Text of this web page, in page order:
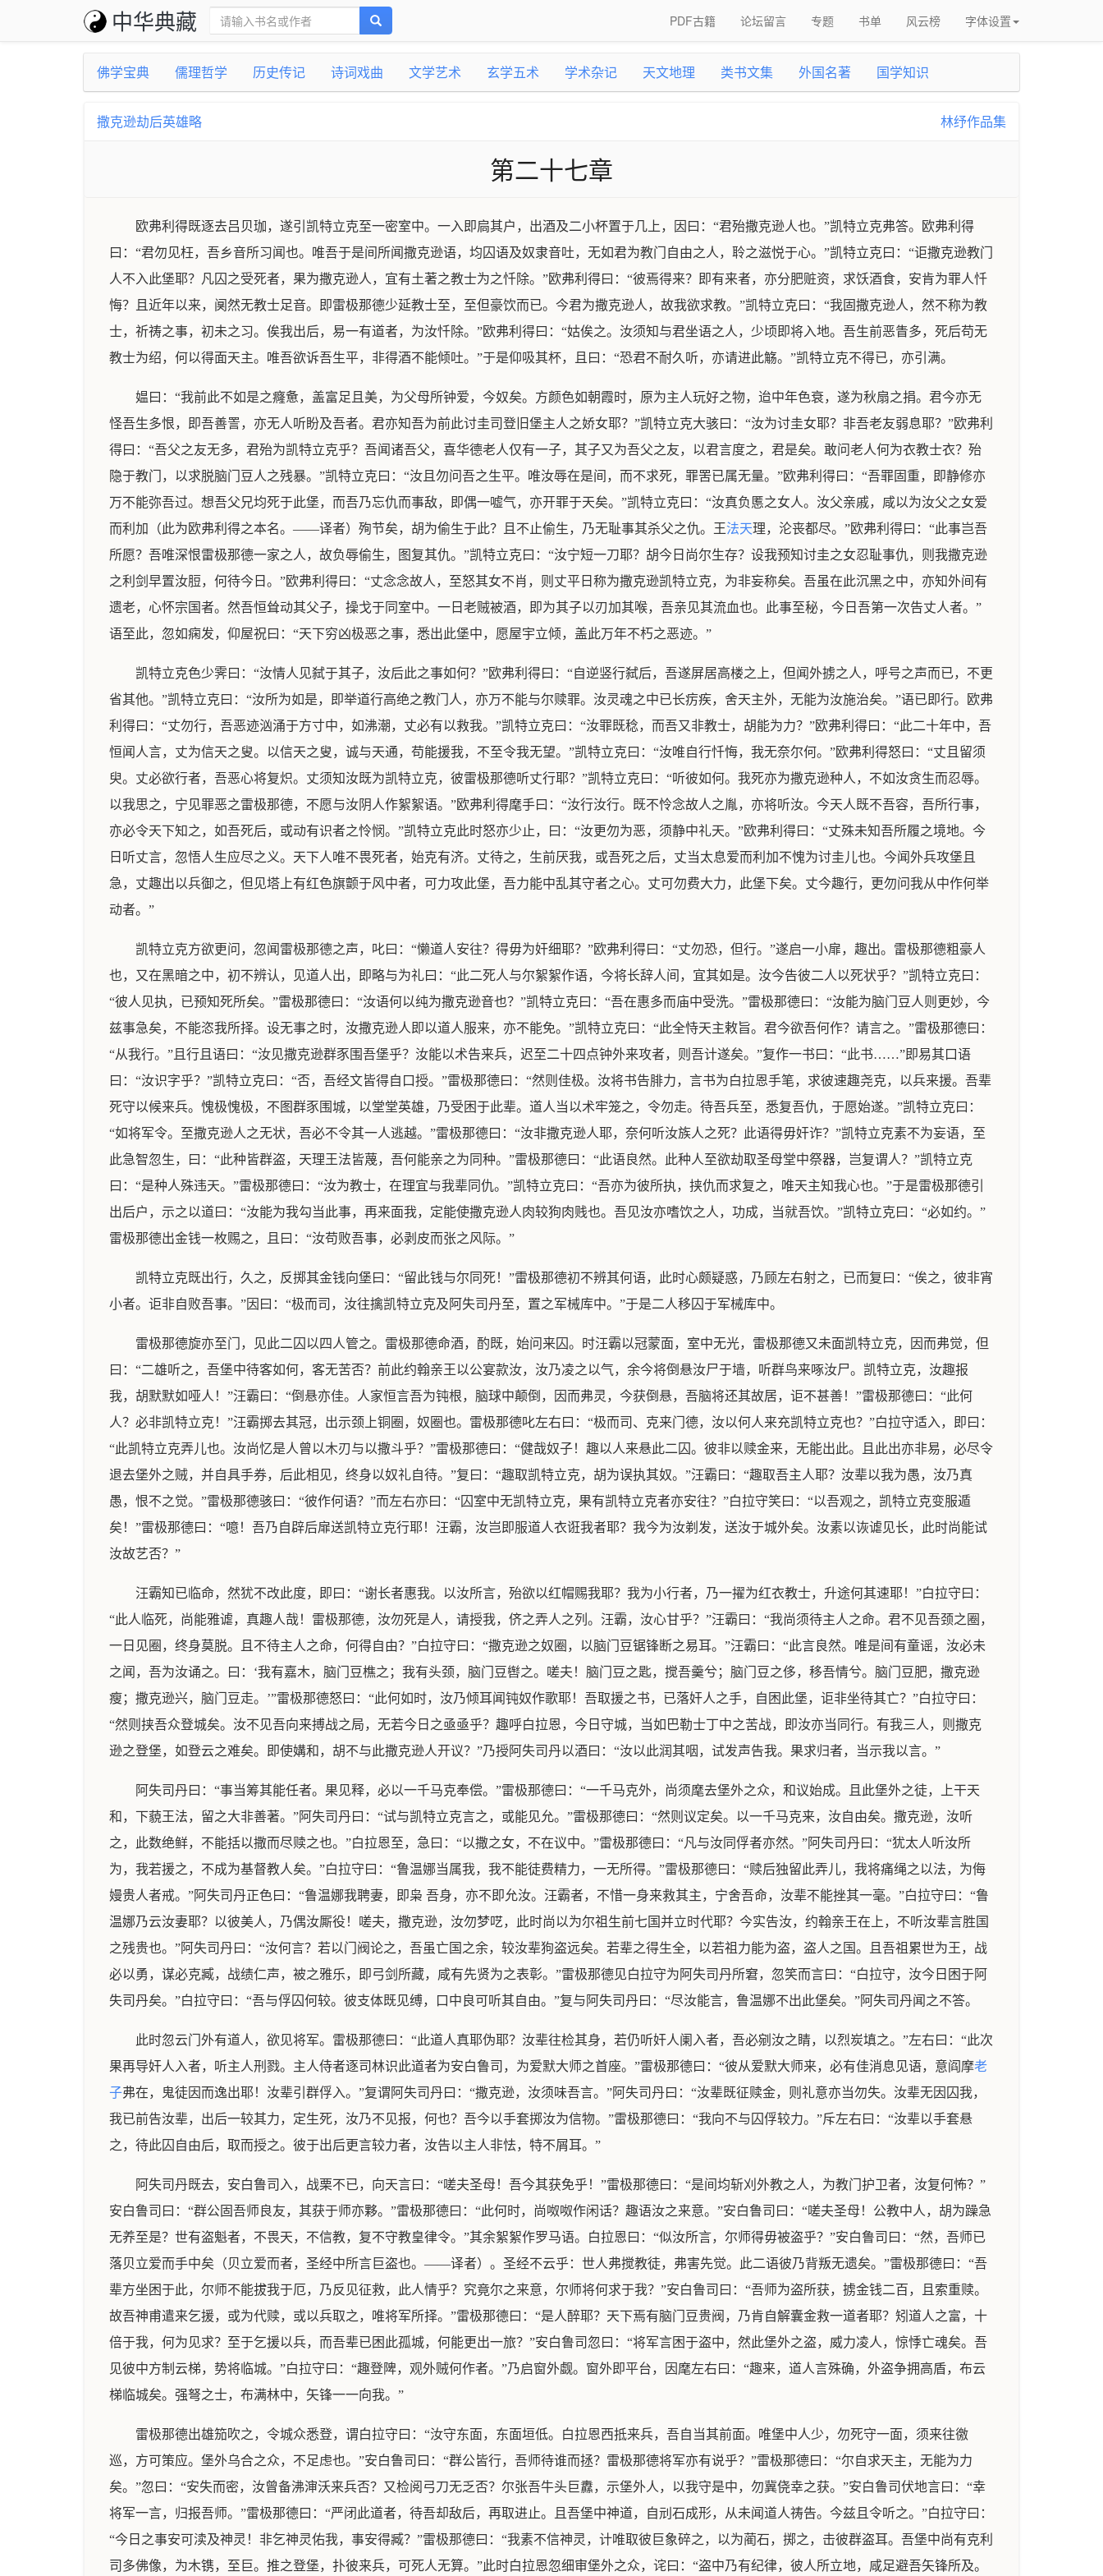
中华典藏 PDF古籍 论坛留言 专题 书单 风云榜 字体设置
佛学宝典 儒理哲学 历史传记 诗词戏曲 文学艺术 玄学五术 学术杂记 天文地理 类书文集 外国名著 国学知识
撒克逊劫后英雄略 林纾作品集
第二十七章
欧弗利得既逐去吕贝珈，遂引凯特立克至一密室中。一入即扃其户，出酒及二小杯置于几上，因曰：“君殆撒克逊人也。”凯特立克弗答。欧弗利得
曰：“君勿见枉，吾乡音所习闻也。唯吾于是间所闻撒克逊语，均囚语及奴隶音吐，无如君为教门自由之人，聆之滋悦于心。”凯特立克曰：“讵撒克逊教门
人不入此堡耶？凡囚之受死者，果为撒克逊人，宜有土著之教士为之忏除。”欧弗利得曰：“彼焉得来？即有来者，亦分肥赃资，求饫酒食，安肯为罪人忏
悔？且近年以来，阒然无教士足音。即雷极那德少延教士至，至但豪饮而已。今君为撒克逊人，故我欲求教。”凯特立克曰：“我固撒克逊人，然不称为教
士，祈祷之事，初未之习。俟我出后，易一有道者，为汝忏除。”欧弗利得曰：“姑俟之。汝须知与君坐语之人，少顷即将入地。吾生前恶眚多，死后苟无
教士为绍，何以得面天主。唯吾欲诉吾生平，非得酒不能倾吐。”于是仰吸其杯，且曰：“恐君不耐久听，亦请进此觞。”凯特立克不得已，亦引满。
媪曰：“我前此不如是之癃惫，盖富足且美，为父母所钟爱，今奴矣。方颜色如朝霞时，原为主人玩好之物，迨中年色衰，遂为秋扇之捐。君今亦无
怪吾生多恨，即吾善詈，亦无人听盼及吾者。君亦知吾为前此讨圭司登旧堡主人之娇女耶？”凯特立克大骇曰：“汝为讨圭女耶？非吾老友弱息耶？”欧弗利
得曰：“吾父之友无多，君殆为凯特立克乎？吾闻诸吾父，喜华德老人仅有一子，其子又为吾父之友，以君言度之，君是矣。敢问老人何为衣教士衣？殆
隐于教门，以求脱脑门豆人之残暴。”凯特立克曰：“汝且勿问吾之生平。唯汝辱在是间，而不求死，罪罟已属无量。”欧弗利得曰：“吾罪固重，即静修亦
万不能弥吾过。想吾父兄均死于此堡，而吾乃忘仇而事敌，即偶一嘘气，亦开罪于天矣。”凯特立克曰：“汝真负慝之女人。汝父亲戚，咸以为汝父之女爱
而利加（此为欧弗利得之本名。——译者）殉节矣，胡为偷生于此？且不止偷生，乃无耻事其杀父之仇。王法天理，沦丧都尽。”欧弗利得曰：“此事岂吾
所愿？吾唯深恨雷极那德一家之人，故负辱偷生，图复其仇。”凯特立克曰：“汝宁短一刀耶？胡今日尚尔生存？设我预知讨圭之女忍耻事仇，则我撒克逊
之利剑早置汝脰，何待今日。”欧弗利得曰：“丈念念故人，至怒其女不肖，则丈平日称为撒克逊凯特立克，为非妄称矣。吾虽在此沉黑之中，亦知外间有
遗老，心怀宗国者。然吾恒耸动其父子，操戈于同室中。一日老贼被酒，即为其子以刃加其喉，吾亲见其流血也。此事至秘，今日吾第一次告丈人者。”
语至此，忽如痫发，仰屋祝曰：“天下穷凶极恶之事，悉出此堡中，愿屋宇立倾，盖此万年不朽之恶迹。”
凯特立克色少霁曰：“汝情人见弑于其子，汝后此之事如何？”欧弗利得曰：“自逆竖行弑后，吾遂屏居高楼之上，但闻外掳之人，呼号之声而已，不更
省其他。”凯特立克曰：“汝所为如是，即举道行高绝之教门人，亦万不能与尔赎罪。汝灵魂之中已长疠疾，舍天主外，无能为汝施治矣。”语已即行。欧弗
利得曰：“丈勿行，吾恶迹汹涌于方寸中，如沸潮，丈必有以救我。”凯特立克曰：“汝罪既稔，而吾又非教士，胡能为力？”欧弗利得曰：“此二十年中，吾
恒闻人言，丈为信天之叟。以信天之叟，诚与天通，苟能援我，不至令我无望。”凯特立克曰：“汝唯自行忏悔，我无奈尔何。”欧弗利得怒曰：“丈且留须
臾。丈必欲行者，吾恶心将复炽。丈须知汝既为凯特立克，彼雷极那德听丈行耶？”凯特立克曰：“听彼如何。我死亦为撒克逊种人，不如汝贪生而忍辱。
以我思之，宁见罪恶之雷极那德，不愿与汝阴人作絮絮语。”欧弗利得麾手曰：“汝行汝行。既不怜念故人之胤，亦将听汝。今天人既不吾容，吾所行事，
亦必令天下知之，如吾死后，或动有识者之怜悯。”凯特立克此时怒亦少止，曰：“汝更勿为恶，须静中礼天。”欧弗利得曰：“丈殊未知吾所履之境地。今
日听丈言，忽悟人生应尽之义。天下人唯不畏死者，始克有济。丈待之，生前厌我，或吾死之后，丈当太息爱而利加不愧为讨圭儿也。今闻外兵攻堡且
急，丈趣出以兵御之，但见塔上有红色旗颤于风中者，可力攻此堡，吾力能中乱其守者之心。丈可勿费大力，此堡下矣。丈今趣行，更勿问我从中作何举
动者。”
凯特立克方欲更问，忽闻雷极那德之声，叱曰：“懒道人安往？得毋为奸细耶？”欧弗利得曰：“丈勿恐，但行。”遂启一小扉，趣出。雷极那德粗豪人
也，又在黑暗之中，初不辨认，见道人出，即略与为礼曰：“此二死人与尔絮絮作语，今将长辞人间，宜其如是。汝今告彼二人以死状乎？”凯特立克曰：
“彼人见执，已预知死所矣。”雷极那德曰：“汝语何以纯为撒克逊音也？”凯特立克曰：“吾在惠多而庙中受洗。”雷极那德曰：“汝能为脑门豆人则更妙，今
兹事急矣，不能恣我所择。设无事之时，汝撒克逊人即以道人服来，亦不能免。”凯特立克曰：“此全恃天主敕旨。君今欲吾何作？请言之。”雷极那德曰：
“从我行。”且行且语曰：“汝见撒克逊群豕围吾堡乎？汝能以术告来兵，迟至二十四点钟外来攻者，则吾计遂矣。”复作一书曰：“此书……”即易其口语
曰：“汝识字乎？”凯特立克曰：“否，吾经文皆得自口授。”雷极那德曰：“然则佳极。汝将书告腓力，言书为白拉恩手笔，求彼速趣尧克，以兵来援。吾辈
死守以候来兵。愧极愧极，不图群豕围城，以堂堂英雄，乃受困于此辈。道人当以术牢笼之，令勿走。待吾兵至，悉复吾仇，于愿始遂。”凯特立克曰：
“如将军令。至撒克逊人之无状，吾必不令其一人逃越。”雷极那德曰：“汝非撒克逊人耶，奈何听汝族人之死？此语得毋奸诈？”凯特立克素不为妄语，至
此急智忽生，曰：“此种皆群盗，天理王法皆蔑，吾何能亲之为同种。”雷极那德曰：“此语良然。此种人至欲劫取圣母堂中祭器，岂复谓人？”凯特立克
曰：“是种人殊违天。”雷极那德曰：“汝为教士，在理宜与我辈同仇。”凯特立克曰：“吾亦为彼所执，挟仇而求复之，唯天主知我心也。”于是雷极那德引
出后户，示之以道曰：“汝能为我勾当此事，再来面我，定能使撒克逊人肉较狗肉贱也。吾见汝亦嗜饮之人，功成，当就吾饮。”凯特立克曰：“必如约。”
雷极那德出金钱一枚赐之，且曰：“汝苟败吾事，必剥皮而张之风际。”
凯特立克既出行，久之，反掷其金钱向堡曰：“留此钱与尔同死！”雷极那德初不辨其何语，此时心颇疑惑，乃顾左右射之，已而复曰：“俟之，彼非宵
小者。讵非自败吾事。”因曰：“极而司，汝往擒凯特立克及阿失司丹至，置之军械库中。”于是二人移囚于军械库中。
雷极那德旋亦至门，见此二囚以四人管之。雷极那德命酒，酌既，始问来囚。时汪霸以冠蒙面，室中无光，雷极那德又未面凯特立克，因而弗觉，但
曰：“二雄听之，吾堡中待客如何，客无苦否？前此约翰亲王以公宴款汝，汝乃凌之以气，余今将倒悬汝尸于墙，听群鸟来啄汝尸。凯特立克，汝趣报
我，胡默默如哑人！”汪霸曰：“倒悬亦佳。人家恒言吾为钝根，脑球中颠倒，因而弗灵，今获倒悬，吾脑将还其故居，讵不甚善！”雷极那德曰：“此何
人？必非凯特立克！”汪霸掷去其冠，出示颈上铜圈，奴圈也。雷极那德叱左右曰：“极而司、克来门德，汝以何人来充凯特立克也？”白拉守适入，即曰：
“此凯特立克弄儿也。汝尚忆是人曾以木刃与以撒斗乎？”雷极那德曰：“健哉奴子！趣以人来悬此二囚。彼非以赎金来，无能出此。且此出亦非易，必尽令
退去堡外之贼，并自具手券，后此相见，终身以奴礼自待。”复曰：“趣取凯特立克，胡为误执其奴。”汪霸曰：“趣取吾主人耶？汝辈以我为愚，汝乃真
愚，恨不之觉。”雷极那德骇曰：“彼作何语？”而左右亦曰：“囚室中无凯特立克，果有凯特立克者亦安往？”白拉守笑曰：“以吾观之，凯特立克变服遁
矣！”雷极那德曰：“噫！吾乃自辟后扉送凯特立克行耶！汪霸，汝岂即服道人衣诳我者耶？我今为汝剃发，送汝于城外矣。汝素以诙谑见长，此时尚能试
汝故艺否？”
汪霸知已临命，然犹不改此度，即曰：“谢长者惠我。以汝所言，殆欲以红帽赐我耶？我为小行者，乃一擢为红衣教士，升途何其速耶！”白拉守曰：
“此人临死，尚能雅谑，真趣人哉！雷极那德，汝勿死是人，请授我，侪之弄人之列。汪霸，汝心甘乎？”汪霸曰：“我尚须待主人之命。君不见吾颈之圈，
一日见圈，终身莫脱。且不待主人之命，何得自由？”白拉守曰：“撒克逊之奴圈，以脑门豆锯锋断之易耳。”汪霸曰：“此言良然。唯是间有童谣，汝必未
之闻，吾为汝诵之。曰：‘我有嘉木，脑门豆樵之；我有头颈，脑门豆辔之。嗟夫！脑门豆之匙，搅吾羹兮；脑门豆之侈，移吾情兮。脑门豆肥，撒克逊
瘦；撒克逊兴，脑门豆走。’”雷极那德怒曰：“此何如时，汝乃倾耳闻钝奴作歌耶！吾取援之书，已落奸人之手，自困此堡，讵非坐待其亡？”白拉守曰：
“然则挟吾众登城矣。汝不见吾向来搏战之局，无若今日之亟亟乎？趣呼白拉恩，今日守城，当如巴勒士丁中之苦战，即汝亦当同行。有我三人，则撒克
逊之登堡，如登云之难矣。即使媾和，胡不与此撒克逊人开议？”乃授阿失司丹以酒曰：“汝以此润其咽，试发声告我。果求归者，当示我以言。”
阿失司丹曰：“事当筹其能任者。果见释，必以一千马克奉偿。”雷极那德曰：“一千马克外，尚须麾去堡外之众，和议始成。且此堡外之徒，上干天
和，下藐王法，留之大非善著。”阿失司丹曰：“试与凯特立克言之，或能见允。”雷极那德曰：“然则议定矣。以一千马克来，汝自由矣。撒克逊，汝听
之，此数绝鲜，不能括以撒而尽赎之也。”白拉恩至，急曰：“以撒之女，不在议中。”雷极那德曰：“凡与汝同俘者亦然。”阿失司丹曰：“犹太人听汝所
为，我若援之，不成为基督教人矣。”白拉守曰：“鲁温娜当属我，我不能徒费精力，一无所得。”雷极那德曰：“赎后独留此弄儿，我将痛绳之以法，为侮
嫚贵人者戒。”阿失司丹正色曰：“鲁温娜我聘妻，即枭 吾身，亦不即允汝。汪霸者，不惜一身来救其主，宁舍吾命，汝辈不能挫其一毫。”白拉守曰：“鲁
温娜乃云汝妻耶？以彼美人，乃偶汝厮役！嗟夫，撒克逊，汝勿梦呓，此时尚以为尔祖生前七国并立时代耶？今实告汝，约翰亲王在上，不听汝辈言胜国
之残贵也。”阿失司丹曰：“汝何言？若以门阀论之，吾虽亡国之余，较汝辈狗盗远矣。若辈之得生全，以若祖力能为盗，盗人之国。且吾祖累世为王，战
必以勇，谋必克臧，战绩仁声，被之雅乐，即弓剑所藏，咸有先贤为之表彰。”雷极那德见白拉守为阿失司丹所窘，忽笑而言曰：“白拉守，汝今日困于阿
失司丹矣。”白拉守曰：“吾与俘囚何较。彼支体既见缚，口中良可听其自由。”复与阿失司丹曰：“尽汝能言，鲁温娜不出此堡矣。”阿失司丹闻之不答。
此时忽云门外有道人，欲见将军。雷极那德曰：“此道人真耶伪耶？汝辈往检其身，若仍听奸人阑入者，吾必剜汝之睛，以烈炭填之。”左右曰：“此次
果再导奸人入者，听主人刑戮。主人侍者逐司林识此道者为安白鲁司，为爱默大师之首座。”雷极那德曰：“彼从爱默大师来，必有佳消息见语，意阎摩老
子弗在，鬼徒因而逸出耶！汝辈引群俘入。”复谓阿失司丹曰：“撒克逊，汝须味吾言。”阿失司丹曰：“汝辈既征赎金，则礼意亦当勿失。汝辈无因囚我，
我已前告汝辈，出后一较其力，定生死，汝乃不见报，何也？吾今以手套掷汝为信物。”雷极那德曰：“我向不与囚俘较力。”斥左右曰：“汝辈以手套悬
之，待此囚自由后，取而授之。彼于出后更言较力者，汝告以主人非怯，特不屑耳。”
阿失司丹既去，安白鲁司入，战栗不已，向天言曰：“嗟夫圣母！吾今其获免乎！”雷极那德曰：“是间均斩刈外教之人，为教门护卫者，汝复何怖？”
安白鲁司曰：“群公固吾师良友，其获于师亦夥。”雷极那德曰：“此何时，尚呶呶作闲话？趣语汝之来意。”安白鲁司曰：“嗟夫圣母！公教中人，胡为躁急
无养至是？世有盗魁者，不畏天，不信教，复不守教皇律令。”其余絮絮作罗马语。白拉恩曰：“似汝所言，尔师得毋被盗乎？”安白鲁司曰：“然，吾师已
落贝立爱而手中矣（贝立爱而者，圣经中所言巨盗也。——译者）。圣经不云乎：世人弗搅教徒，弗害先觉。此二语彼乃背叛无遗矣。”雷极那德曰：“吾
辈方坐困于此，尔师不能拔我于厄，乃反见征救，此人情乎？究竟尔之来意，尔师将何求于我？”安白鲁司曰：“吾师为盗所获，掳金钱二百，且索重赎。
故吾神甫遣来乞援，或为代赎，或以兵取之，唯将军所择。”雷极那德曰：“是人醉耶？天下焉有脑门豆贵阀，乃肯自解囊金救一道者耶？矧道人之富，十
倍于我，何为见求？至于乞援以兵，而吾辈已困此孤城，何能更出一旅？”安白鲁司忽曰：“将军言困于盗中，然此堡外之盗，威力凌人，惊悸亡魂矣。吾
见彼中方制云梯，势将临城。”白拉守曰：“趣登陴，观外贼何作者。”乃启窗外觑。窗外即平台，因麾左右曰：“趣来，道人言殊确，外盗争拥高盾，布云
梯临城矣。强弩之士，布满林中，矢锋一一向我。”
雷极那德出雄笳吹之，令城众悉登，谓白拉守曰：“汝守东面，东面垣低。白拉恩西抵来兵，吾自当其前面。唯堡中人少，勿死守一面，须来往徼
巡，方可策应。堡外乌合之众，不足虑也。”安白鲁司曰：“群公皆行，吾师待谁而拯？雷极那德将军亦有说乎？”雷极那德曰：“尔自求天主，无能为力
矣。”忽曰：“安失而密，汝曾备沸渖沃来兵否？又检阅弓刀无乏否？尔张吾牛头巨纛，示堡外人，以我守是中，勿冀侥幸之获。”安白鲁司伏地言曰：“幸
将军一言，归报吾师。”雷极那德曰：“严闭此道者，待吾却敌后，再取进止。且吾堡中神道，自刓石成形，从未闻道人祷告。今兹且令听之。”白拉守曰：
“今日之事安可渎及神灵！非乞神灵佑我，事安得臧？”雷极那德曰：“我素不信神灵，计唯取彼巨象碎之，以为蔺石，掷之，击彼群盗耳。吾堡中尚有克利
司多佛像，为木镌，至巨。推之登堡，扑彼来兵，可死人无算。”此时白拉恩忽细审堡外之众，诧曰：“盗中乃有纪律，彼人所立地，咸足避吾矢锋所及。